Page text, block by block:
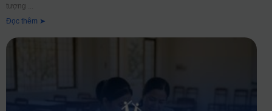
tượng
Đọc thêm ➤